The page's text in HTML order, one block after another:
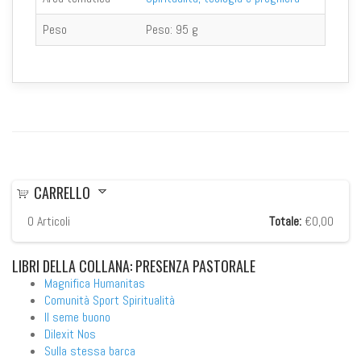
Peso
Peso: 95 g
CARRELLO
0 Articoli Totale: €0,00
LIBRI DELLA COLLANA: PRESENZA PASTORALE
Magnifica Humanitas
Comunità Sport Spiritualità
Il seme buono
Dilexit Nos
Sulla stessa barca